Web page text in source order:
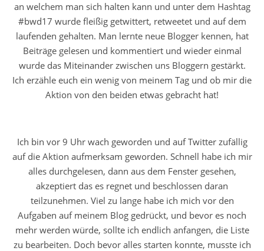
an welchem man sich halten kann und unter dem Hashtag
#bwd17 wurde fleißig getwittert, retweetet und auf dem
laufenden gehalten. Man lernte neue Blogger kennen, hat
Beiträge gelesen und kommentiert und wieder einmal
wurde das Miteinander zwischen uns Bloggern gestärkt.
Ich erzähle euch ein wenig von meinem Tag und ob mir die
Aktion von den beiden etwas gebracht hat!
Ich bin vor 9 Uhr wach geworden und auf Twitter zufällig
auf die Aktion aufmerksam geworden. Schnell habe ich mir
alles durchgelesen, dann aus dem Fenster gesehen,
akzeptiert das es regnet und beschlossen daran
teilzunehmen. Viel zu lange habe ich mich vor den
Aufgaben auf meinem Blog gedrückt, und bevor es noch
mehr werden würde, sollte ich endlich anfangen, die Liste
zu bearbeiten. Doch bevor alles starten konnte, musste ich